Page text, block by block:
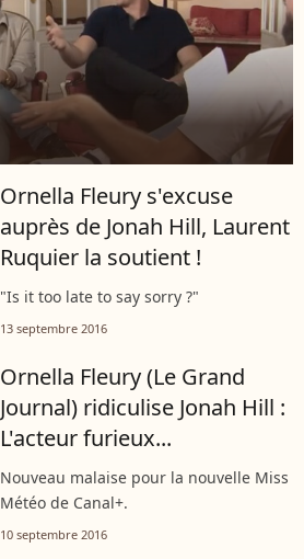
Ornella Fleury s'excuse
auprès de Jonah Hill, Laurent
Ruquier la soutient !
"Is it too late to say sorry ?"
13 septembre 2016
Ornella Fleury (Le Grand
Journal) ridiculise Jonah Hill :
L'acteur furieux...
Nouveau malaise pour la nouvelle Miss
Météo de Canal+.
10 septembre 2016